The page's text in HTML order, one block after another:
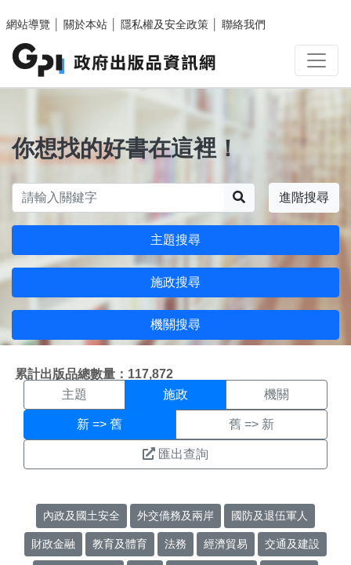
網站導覽
關於本站 隱私權及安全政策 聯絡我們
你想找的好書在這裡！
進階搜尋
主題搜尋
施政搜尋
機關搜尋
累計出版品總數量：117,872
施政搜尋結果頁面
主題 施政 機關
新 => 舊 舊 => 新
匯出查詢
內政及國土安全 外交僑務及兩岸 國防及退伍軍人
財政金融 教育及體育 法務 經濟貿易 交通及建設